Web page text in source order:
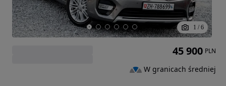
1 / 6
45 900 PLN
W granicach średniej